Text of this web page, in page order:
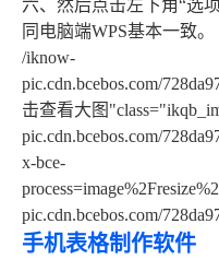
六、然后点击左下角“选
同电脑端WPS基本一致。
/iknow-
pic.cdn.bcebos.com/
击查看大图
pic.cdn.bcebos.com/
x-bce-
pic.cdn.bcebos.com/
手机表格制作软件